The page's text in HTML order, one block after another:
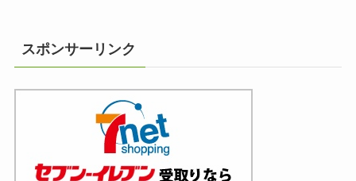
スポンサーリンク